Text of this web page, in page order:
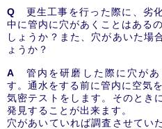
Q 更生工事を行った際に、劣
中に管内に穴があくことはある
しょうか？また、穴があいた場
ょうか？
A 管内を研磨した際に穴があ
す。通水をする前に管内に空気を
気密テストをします。そのとき
発見することが出来ます。
穴があいていれば調査させてい